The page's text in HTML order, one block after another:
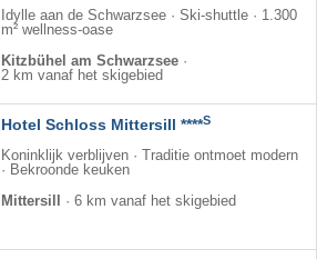
Idylle aan de Schwarzsee · Ski-shuttle · 1.300
m² wellness-oase
Kitzbühel am Schwarzsee ·
2 km vanaf het skigebied
Hotel Schloss Mittersill ****S
Koninklijk verblijven · Traditie ontmoet modern
· Bekroonde keuken
Mittersill
· 6 km vanaf het skigebied